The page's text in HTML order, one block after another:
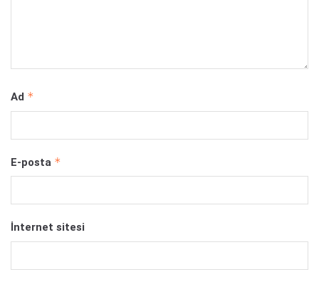
Ad *
E-posta *
İnternet sitesi